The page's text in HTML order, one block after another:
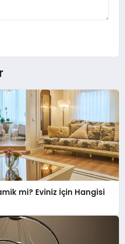
mi? Eviniz İçin Hangisi